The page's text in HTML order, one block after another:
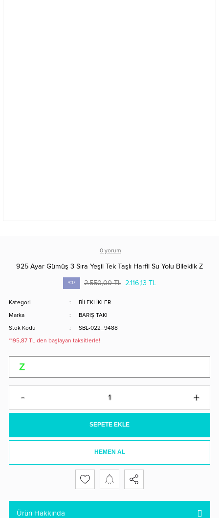
0 yorum
925 Ayar Gümüş 3 Sıra Yeşil Tek Taşlı Harfli Su Yolu Bileklik Z
%17 2.550,00 TL 2.116,13 TL
Kategori
BİLEKLİKLER
Marka
BARIŞ TAKI
Stok Kodu
SBL-022_9488
*195,87 TL den başlayan taksitlerle!
SEPETE EKLE
HEMEN AL
Ürün Hakkında